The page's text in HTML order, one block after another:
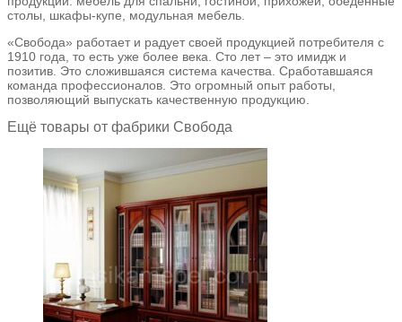
столы, шкафы-купе, модульная мебель.
«Свобода» работает и радует своей продукцией потребителя с
1910 года, то есть уже более века. Сто лет – это имидж и
позитив. Это сложившаяся система качества. Сработавшаяся
команда профессионалов. Это огромный опыт работы,
позволяющий выпускать качественную продукцию.
Ещё товары от фабрики Свобода